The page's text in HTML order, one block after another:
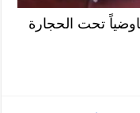
تحت الحجارة